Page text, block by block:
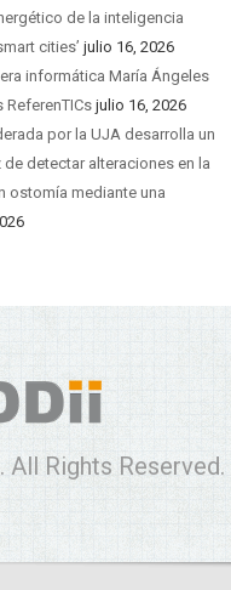
de la inteligencia
cities’ julio 16, 2026
informática María Ángeles
ReferenTICs julio 16, 2026
por la UJA desarrolla un
detectar alteraciones en la
ostomía mediante una
All Rights Reserved.